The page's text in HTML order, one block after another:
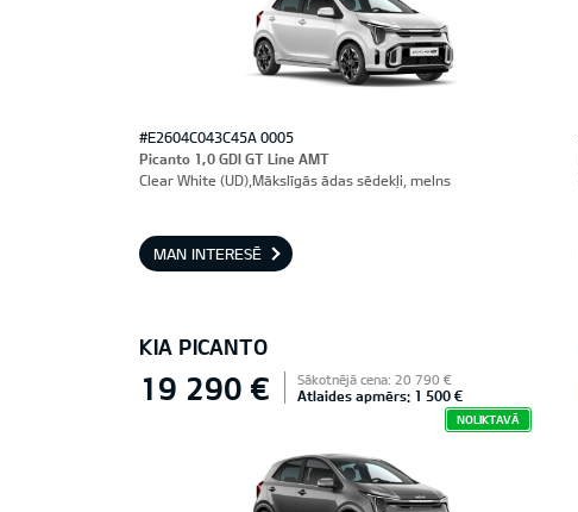
#E2604C043C45A 0005
Picanto 1,0 GDI GT Line AMT
Clear White (UD),Mākslīgās ādas sēdekļi, melns
MAN INTERESĒ
KIA PICANTO
19 290 € Sākotnējā cena: 20 790 €
Atlaides apmērs: 1 500 €
NOLIKTAVĀ